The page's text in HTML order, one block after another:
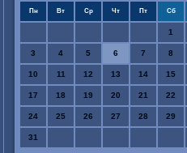
Пн Вт Ср Чт Пт Сб
1
3 4 5 6 7 8
10 11 12 13 14 15
17 18 19 20 21 22
24 25 26 27 28 29
31